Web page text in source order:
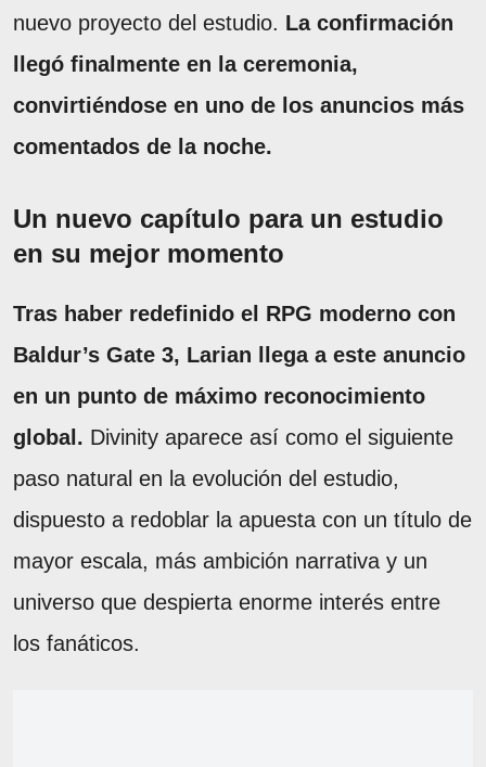
nuevo proyecto del estudio. La confirmación
llegó finalmente en la ceremonia,
convirtiéndose en uno de los anuncios más
comentados de la noche.
Un nuevo capítulo para un estudio
en su mejor momento
Tras haber redefinido el RPG moderno con
Baldur’s Gate 3, Larian llega a este anuncio
en un punto de máximo reconocimiento
global. Divinity aparece así como el siguiente
paso natural en la evolución del estudio,
dispuesto a redoblar la apuesta con un título de
mayor escala, más ambición narrativa y un
universo que despierta enorme interés entre
los fanáticos.